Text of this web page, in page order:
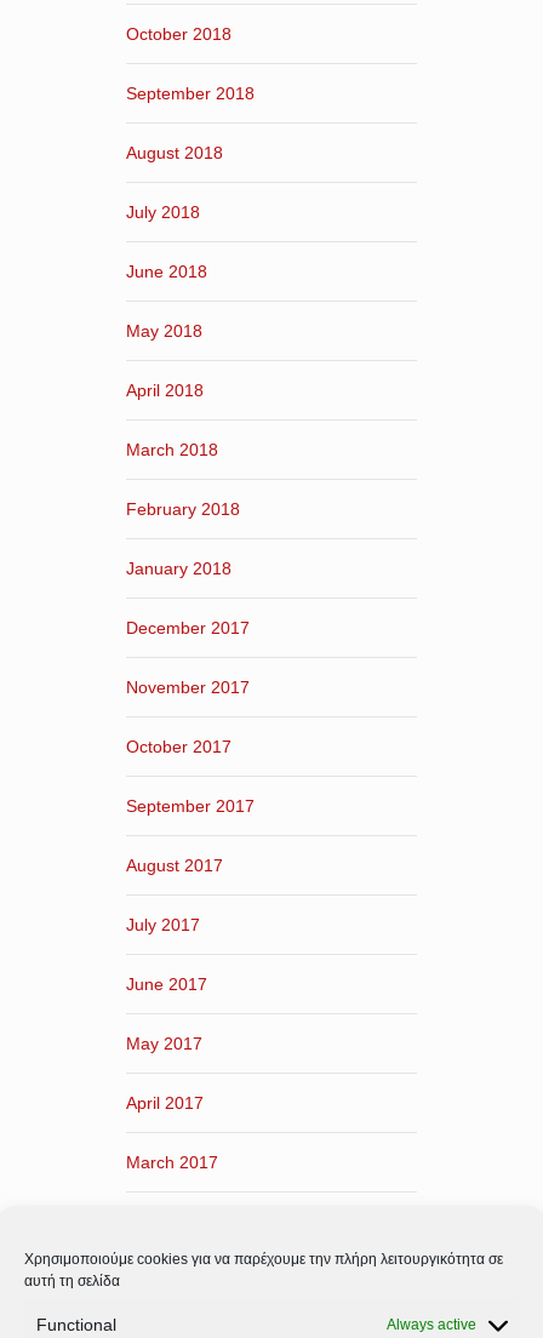
Χρησιμοποιούμε cookies για να παρέχουμε την πλήρη λειτουργικότητα σε
αυτή τη σελίδα
Functional Always active
October 2018
September 2018
August 2018
July 2018
June 2018
May 2018
April 2018
March 2018
February 2018
January 2018
December 2017
November 2017
October 2017
September 2017
August 2017
July 2017
June 2017
May 2017
April 2017
March 2017